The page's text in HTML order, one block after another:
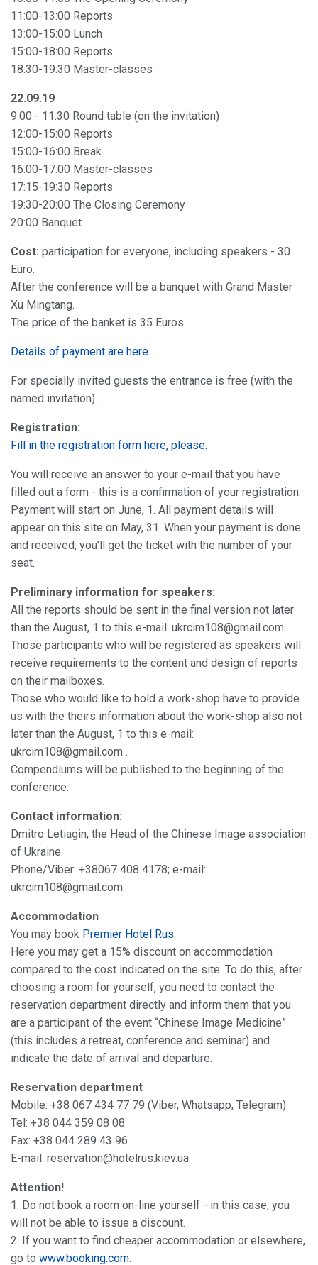
11:00-13:00 Reports
13:00-15:00 Lunch
15:00-18:00 Reports
18:30-19:30 Master-classes
22.09.19
9:00 - 11:30 Round table (on the invitation)
12:00-15:00 Reports
15:00-16:00 Break
16:00-17:00 Master-classes
17:15-19:30 Reports
19:30-20:00 The Closing Ceremony
20:00 Banquet
Cost: participation for everyone, including speakers - 30
Euro.
After the conference will be a banquet with Grand Master
Xu Mingtang.
The price of the banket is 35 Euros.
Details of payment are here.
For specially invited guests the entrance is free (with the
named invitation).
Registration:
Fill in the registration form here, please.
You will receive an answer to your e-mail that you have
filled out a form - this is a confirmation of your registration.
Payment will start on June, 1. All payment details will
appear on this site on May, 31. When your payment is done
and received, you’ll get the ticket with the number of your
seat.
Preliminary information for speakers:
All the reports should be sent in the final version not later
than the August, 1 to this e-mail: ukrcim108@gmail.com .
Those participants who will be registered as speakers will
receive requirements to the content and design of reports
on their mailboxes.
Those who would like to hold a work-shop have to provide
us with the theirs information about the work-shop also not
later than the August, 1 to this e-mail:
ukrcim108@gmail.com .
Compendiums will be published to the beginning of the
conference.
Contact information:
Dmitro Letiagin, the Head of the Chinese Image association
of Ukraine.
Phone/Viber: +38067 408 4178; e-mail:
ukrcim108@gmail.com
Accommodation
You may book Premier Hotel Rus.
Here you may get a 15% discount on accommodation
compared to the cost indicated on the site. To do this, after
choosing a room for yourself, you need to contact the
reservation department directly and inform them that you
are a participant of the event “Chinese Image Medicine”
(this includes a retreat, conference and seminar) and
indicate the date of arrival and departure.
Reservation department
Mobile: +38 067 434 77 79 (Viber, Whatsapp, Telegram)
Tel: +38 044 359 08 08
Fax: +38 044 289 43 96
E-mail: reservation@hotelrus.kiev.ua
Attention!
1. Do not book a room on-line yourself - in this case, you
will not be able to issue a discount.
2. If you want to find cheaper accommodation or elsewhere,
go to www.booking.com.